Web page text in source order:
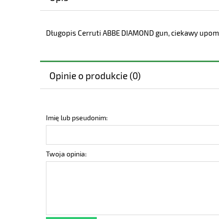
Długopis Cerruti ABBE DIAMOND gun, ciekawy
Opinie o produkcie (0)
Imię lub pseudonim:
Twoja opinia: